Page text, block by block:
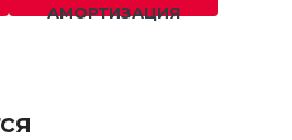
АМОРТИЗАЦИЯ